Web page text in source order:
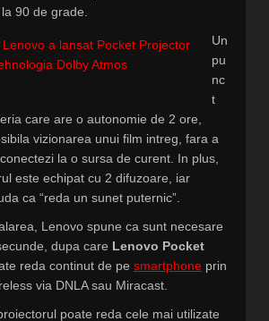
90 de grade.
Un
pu
nc
t
care are o autonomie de 2 ore,
vizionarea unui film intreg, fara a
la o sursa de curent. In plus,
este echipat cu 2 difuzoare, iar
ca “reda un sunet puternic”.
Lenovo spune ca sunt necesare
dupa care Lenovo Pocket
reda continut de pe smartphone prin
via DNLA sau Miracast.
poate reda cele mai utilizate